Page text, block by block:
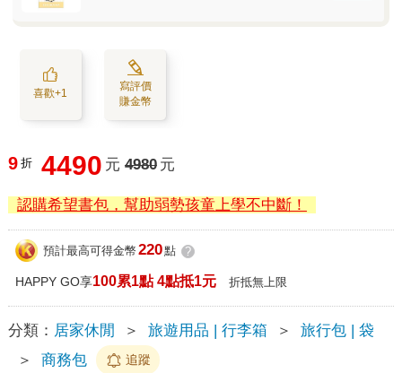
喜歡+1
寫評價
賺金幣
9 折 4490 元 4980 元
認購希望書包，幫助弱勢孩童上學不中斷！
預計最高可得金幣 220點 ?
HAPPY GO享100累1點 4點抵1元 折抵無上限
分類： 居家休閒 ＞ 旅遊用品 | 行李箱 ＞
旅行包 | 袋
＞
商務包 追蹤